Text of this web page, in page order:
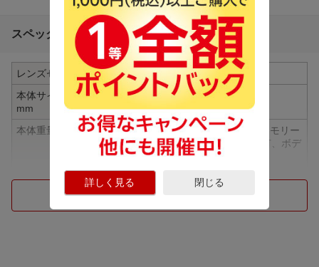
詳しく見る 閉じる
スペック詳細
レンズセット
ボディ単体
本体サイズ(H×W×D)
mm
約102.3×134.3×91.8mm
本体重量
約795g(本体、バッテリー、SDメモリー
カード1枚含む)(SHOE COVER 有、ボデ
ィキャップ無)
撮像画面サイズ
35mmフルサイズ (35.6mm x 23.8mm)C
MOSセンサー
ビューファインダー
アスペクト比4:3 0.5型 有機EL(OLED)
つづきを見る